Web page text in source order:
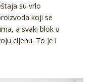
su vrlo
koji se
a svaki blok u
cijenu. To je i